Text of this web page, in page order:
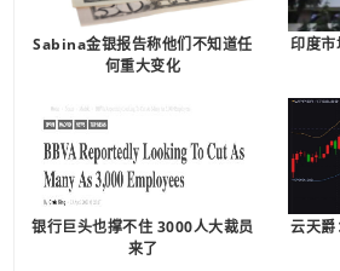
Sabina金银报告称他们不知道任
何重大变化
印度
银行巨头也撑不住 3000人大裁员
来了
云天爵